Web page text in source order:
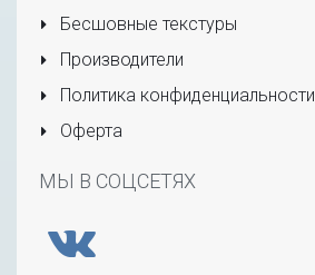
Бесшовные текстуры
Производители
Политика конфиденциальности
Оферта
МЫ В СОЦСЕТЯХ